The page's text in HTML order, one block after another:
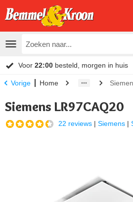
Voor 22:00 besteld, morgen in huis
Vorige Home
Siemens LR97CAQ20
22 reviews | Siemens |